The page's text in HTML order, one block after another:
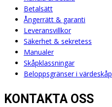
Betalsätt
Ångerrätt & garanti
Leveransvillkor
Säkerhet & sekretess
Manualer
Skåpklassningar
Beloppsgränser i värdeskåp
KONTAKTA OSS